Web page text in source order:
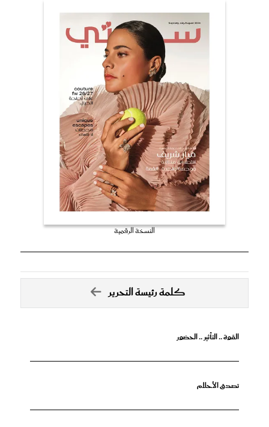
النسخة الرقمية
كلمة رئيسة التحرير
القوة .. التأثير .. الحضور
تصدق الأحلام